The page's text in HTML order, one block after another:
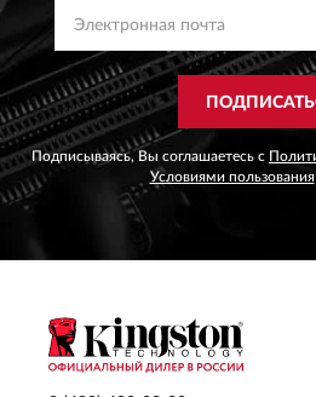
Подписываясь, Вы соглашаетесь с
Условиями пользования